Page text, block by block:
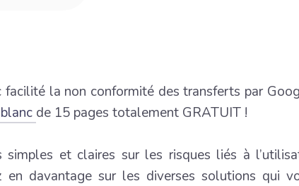
facilité la non conformité des transferts par
de 15 pages totalement GRATUIT !
simples et claires sur les risques liés à
en davantage sur les diverses solutions qui